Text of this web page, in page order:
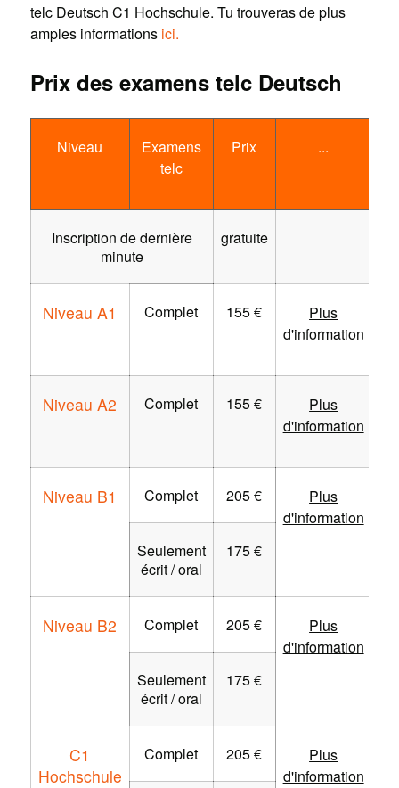
telc Deutsch C1 Hochschule. Tu trouveras de plus
amples informations ici.
Prix des examens telc Deutsch
Niveau
Examens
telc
Prix ...
Inscription de dernière
minute
gratuite
Niveau A1 Complet 155 €
Plus
d'information
Niveau A2 Complet 155 €
Plus
d'information
Niveau B1 Complet 205 €
Plus
d'information
Seulement
écrit / oral
175 €
Niveau B2 Complet 205 €
Plus
d'information
Seulement
écrit / oral
175 €
C1
Hochschule
Complet 205 €
Plus
d'information